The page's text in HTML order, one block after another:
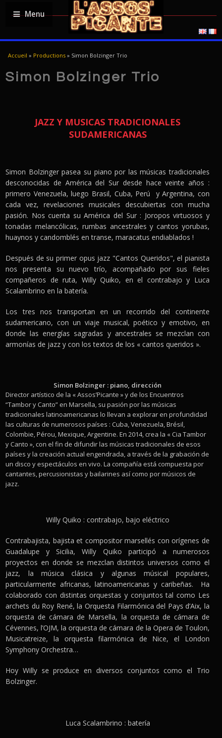
Menu
USTED ESTÁ AQUÍ
Accueil » Productions » Simon Bolzinger Trio
Simon Bolzinger Trio
JAZZ Y MUSICAS TRADICIONALES
SUDAMERICANAS
Simon Bolzinger pasea su piano por las músicas tradicionales
desconocidas de América del Sur desde hace veinte años :
primero Venezuela, luego Brasil, Cuba, Perú y Argentina, con
cada vez, revelaciones musicales descubiertas con mucha
pasión. Nos cuenta su América del Sur : Joropos virtuosos y
tonadas melancólicas, rumbas ancestrales y cantos yorubas,
huaynos y candomblés en transe, maracatus endiablados !
Después de su primer opus jazz "Cantos Queridos", el pianista
nos presenta su nuevo trío, acompañado por sus fieles
compañeros de ruta, Willy Quiko, en el contrabajo y Luca
Scalambrino en la batería.
Los tres nos transportan en un recorrido del continente
sudamericano, con un viaje musical, poético y emotivo, en
donde las energías sagradas y ancestrales se mezclan con
armonías de jazz y con los textos de los « cantos queridos ».
Simon Bolzinger : piano, dirección
Director artístico de la « Assos’Picante » y de los Encuentros
“Tambor y Canto” en Marsella, su pasión por las músicas
tradicionales latinoamericanas lo llevan a explorar en profundidad
las culturas de numerosos países : Cuba, Venezuela, Brésil,
Colombie, Pérou, Mexique, Argentine. En 2014, crea la « Cia Tambor
y Canto », con el fin de difundir las músicas tradicionales de esos
países y la creación actual engendrada, a través de la grabación de
un disco y espectáculos en vivo. La compañía está compuesta por
cantantes, percusionistas y bailarines así como por músicos de
jazz.
Willy Quiko : contrabajo, bajo eléctrico
Contrabajista, bajista et compositor marsellés con orígenes de
Guadalupe y Sicilia, Willy Quiko participó a numerosos
proyectos en donde se mezclan distintos universos como el
jazz, la música clásica y algunas músical populares,
particularmente africanas, latinoamericanas y caribeñas. Ha
colaborado con distintas orquestas y conjuntos tal como Les
archets du Roy René, la Orquesta Filarmónica del Pays d’Aix, la
orquesta de cámara de Marsella, la orquesta de cámara de
Cévennes, l’OJM, la orquesta de cámara de la Opera de Toulon,
Musicatreize, la orquesta filarmónica de Nice, el London
Symphony Orchestra…
Hoy Willy se produce en diversos conjuntos como el Trio
Bolzinger.
Luca Scalambrino : batería